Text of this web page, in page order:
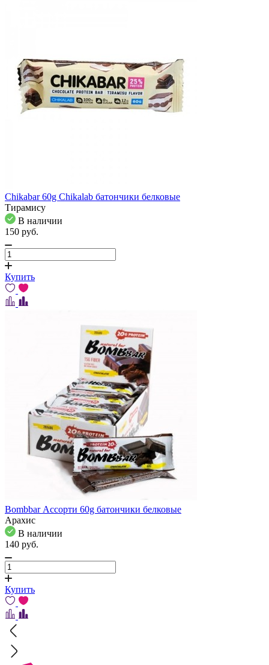
Chikabar 60g Chikalab батончики белковые
Тирамису
В наличии
150 pуб.
Купить
Bombbar Ассорти 60g батончики белковые
Арахис
В наличии
140 pуб.
Купить